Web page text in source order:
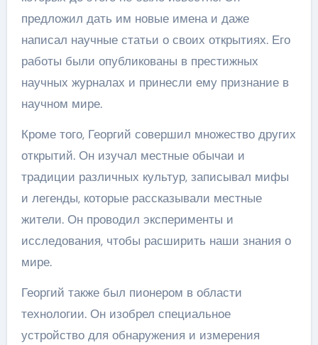
предложил дать им новые имена и даже
написал научные статьи о своих открытиях. Его
работы были опубликованы в престижных
научных журналах и принесли ему признание в
научном мире.
Кроме того, Георгий совершил множество других
открытий. Он изучал местные обычаи и
традиции различных культур, записывал мифы
и легенды, которые рассказывали местные
жители. Он проводил эксперименты и
исследования, чтобы расширить наши знания о
мире.
Георгий также был пионером в области
технологии. Он изобрел специальное
устройство для обнаружения и измерения